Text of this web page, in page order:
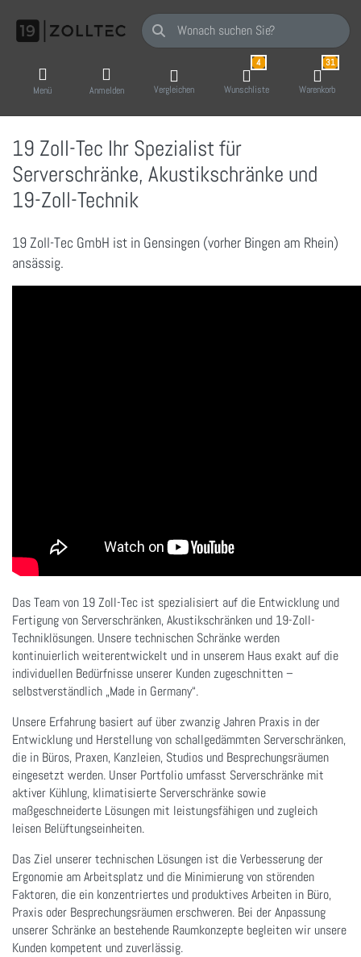
Geben Sie einen Suchbegriff ein. Während
Menü Anmelden Vergleichen
4
Wunschliste
31
Warenkorb
19 Zoll-Tec Ihr Spezialist für
Serverschränke, Akustikschränke und
19-Zoll-Technik
19 Zoll-Tec GmbH ist in Gensingen (vorher Bingen am Rhein)
ansässig.
Das Team von 19 Zoll-Tec ist spezialisiert auf die Entwicklung und
Fertigung von Serverschränken, Akustikschränken und 19-Zoll-
Techniklösungen. Unsere technischen Schränke werden
kontinuierlich weiterentwickelt und in unserem Haus exakt auf die
individuellen Bedürfnisse unserer Kunden zugeschnitten –
selbstverständlich „Made in Germany“.
Unsere Erfahrung basiert auf über zwanzig Jahren Praxis in der
Entwicklung und Herstellung von schallgedämmten Serverschränken,
die in Büros, Praxen, Kanzleien, Studios und Besprechungsräumen
eingesetzt werden. Unser Portfolio umfasst Serverschränke mit
aktiver Kühlung, klimatisierte Serverschränke sowie
maßgeschneiderte Lösungen mit leistungsfähigen und zugleich
leisen Belüftungseinheiten.
Das Ziel unserer technischen Lösungen ist die Verbesserung der
Ergonomie am Arbeitsplatz und die Minimierung von störenden
Faktoren, die ein konzentriertes und produktives Arbeiten in Büro,
Praxis oder Besprechungsräumen erschweren. Bei der Anpassung
unserer Schränke an bestehende Raumkonzepte begleiten wir unsere
Kunden kompetent und zuverlässig.